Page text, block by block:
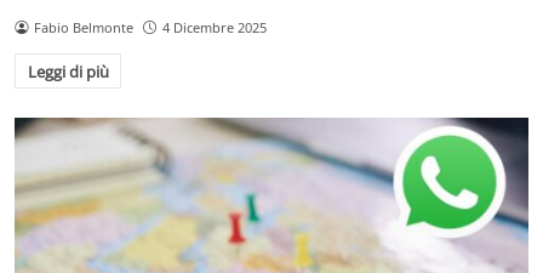
Fabio Belmonte 4 Dicembre 2025
Leggi di più